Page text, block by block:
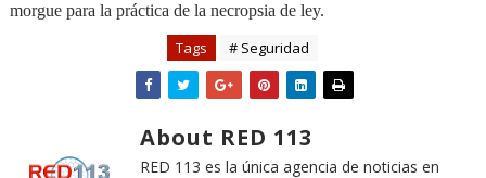
morgue para la práctica de la necropsia de ley.
Tags # Seguridad
About RED 113
RED 113 es la única agencia de noticias en